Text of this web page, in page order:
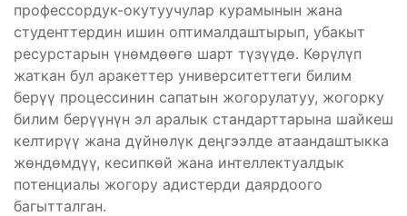
профессордук-окутуучулар курамынын жана
студенттердин ишин оптималдаштырып, убакыт
ресурстарын үнөмдөөгө шарт түзүүдө. Көрүлүп
жаткан бул аракеттер университеттеги билим
берүү процессинин сапатын жогорулатуу, жогорку
билим берүүнүн эл аралык стандарттарына шайкеш
келтирүү жана дүйнөлүк деңгээлде атаандаштыкка
жөндөмдүү, кесипкөй жана интеллектуалдык
потенциалы жогору адистерди даярдоого
багытталган.